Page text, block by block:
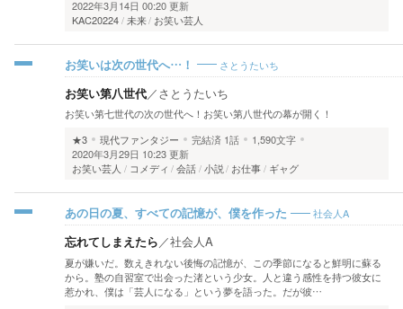
2022年3月14日 00:20 更新
KAC20224 未来 お笑い芸人
お笑いは次の世代へ…！ さとうたいち
お笑い第八世代／さとうたいち
お笑い第七世代の次の世代へ！お笑い第八世代の幕が開く！
★3
現代ファンタジー 完結済 1話
1,590文字
2020年3月29日 10:23 更新
お笑い芸人
コメディ 会話 小説 お仕事 ギャグ
あの日の夏、すべての記憶が、僕を作った 社会人A
忘れてしまえたら／社会人A
夏が嫌いだ。数えきれない後悔の記憶が、この季節になると鮮明に蘇る
から。塾の自習室で出会った渚という少女。人と違う感性を持つ彼女に
惹かれ、僕は「芸人になる」という夢を語った。だが彼…